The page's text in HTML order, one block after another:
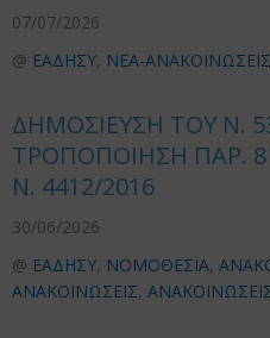
07/07/2026
@ ΕΑΔΗΣΥ, ΝΕΑ-ΑΝΑΚΟΙΝΩΣΕΙΣ
ΔΗΜΟΣΙΕΥΣΗ ΤΟΥ Ν.
ΤΡΟΠΟΠΟΙΗΣΗ ΠΑΡ.
Ν. 4412/2016
30/06/2026
@ ΕΑΔΗΣΥ, ΝΟΜΟΘΕΣΙΑ,
ΑΝΑΚΟΙΝΩΣΕΙΣ,